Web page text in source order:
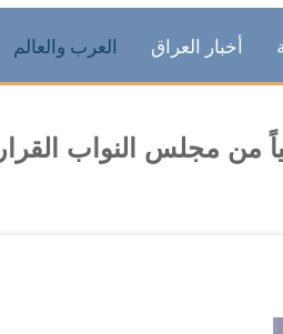
أخبار العراق العرب والعالم
من مجلس النواب القرار